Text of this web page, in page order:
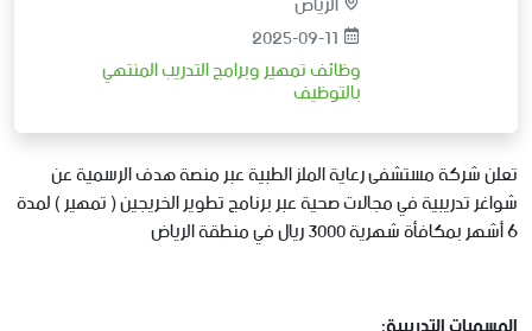
2025-09-11
وظائف تمهير وبرامج التدريب المنتهي
بالتوظيف
تعلن شركة مستشفى رعاية الملز الطبية عبر منصة هدف الرسمية عن
شواغر تدريبية في مجالات صحية عبر برنامج تطوير الخريجين ( تمهير ) لمدة
6 أشهر بمكافأة شهرية 3000 ريال في منطقة الرياض